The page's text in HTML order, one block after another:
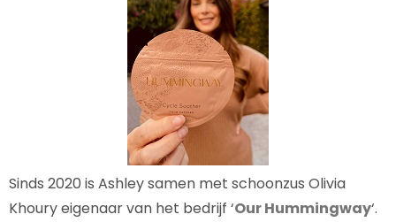
Sinds 2020 is Ashley samen met schoonzus Olivia
Khoury eigenaar van het bedrijf ‘Our Hummingway‘.